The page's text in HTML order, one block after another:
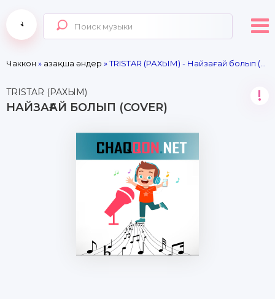
Чаккон » Қазақша әндер » TRISTAR (РАХЫМ) - Найзағай болып (cover)
TRISTAR (РАХЫМ)
НАЙЗАҒАЙ БОЛЫП (COVER)
!